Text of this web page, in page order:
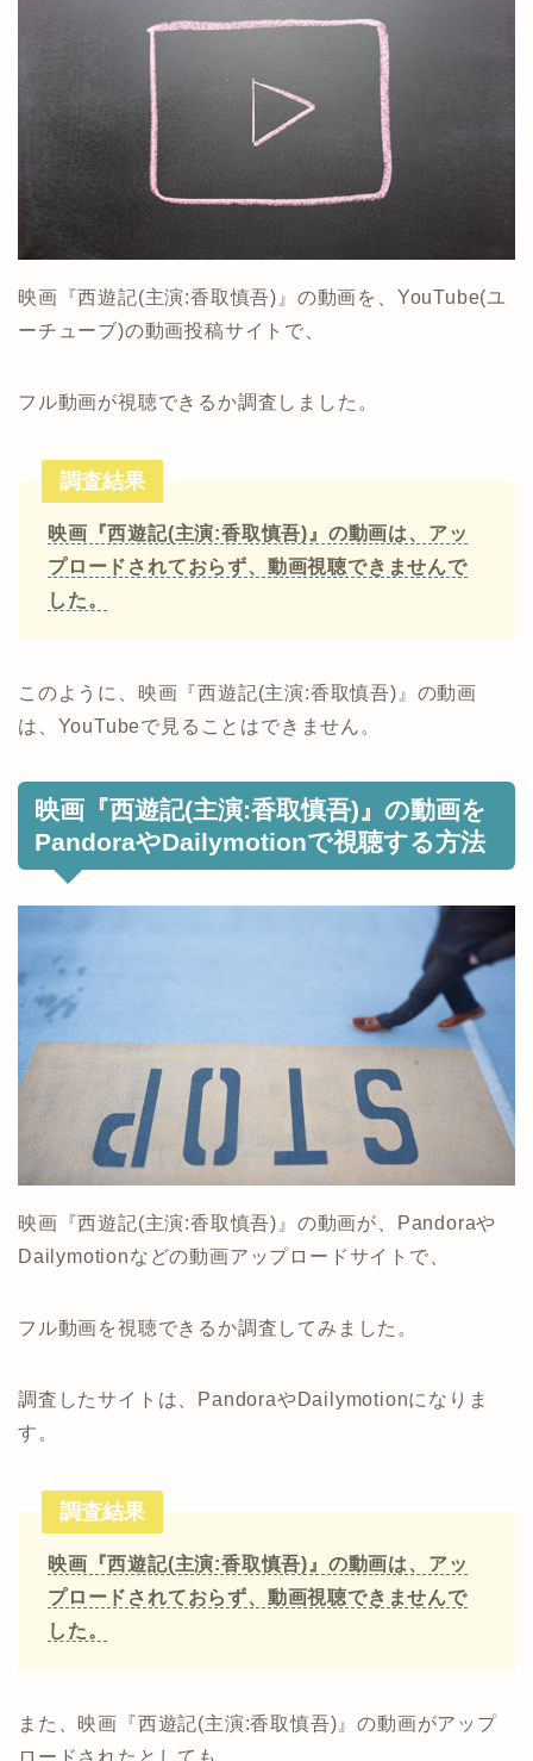
映画『西遊記(主演:香取慎吾)』の動画を、YouTube(ユ
ーチューブ)の動画投稿サイトで、
フル動画が視聴できるか調査しました。
調査結果
映画『西遊記(主演:香取慎吾)』の動画は、アッ
プロードされておらず、動画視聴できませんで
した。
このように、映画『西遊記(主演:香取慎吾)』の動画
は、YouTubeで見ることはできません。
映画『西遊記(主演:香取慎吾)』の動画を
PandoraやDailymotionで視聴する方法
映画『西遊記(主演:香取慎吾)』の動画が、Pandoraや
Dailymotionなどの動画アップロードサイトで、
フル動画を視聴できるか調査してみました。
調査したサイトは、PandoraやDailymotionになりま
す。
調査結果
映画『西遊記(主演:香取慎吾)』の動画は、アッ
プロードされておらず、動画視聴できませんで
した。
また、映画『西遊記(主演:香取慎吾)』の動画がアップ